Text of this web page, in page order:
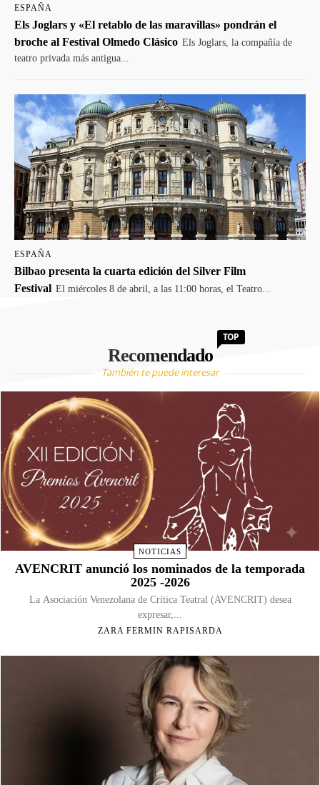
ESPAÑA
Els Joglars y «El retablo de las maravillas» pondrán el
broche al Festival Olmedo Clásico Els Joglars, la compañía de
teatro privada más antigua...
ESPAÑA
Bilbao presenta la cuarta edición del Silver Film
Festival El miércoles 8 de abril, a las 11:00 horas, el Teatro...
Recomendado
TOP
También te puede interesar
NOTICIAS
AVENCRIT anunció los nominados de la temporada
2025 -2026
La Asociación Venezolana de Crítica Teatral (AVENCRIT) desea
expresar,...
ZARA FERMIN RAPISARDA